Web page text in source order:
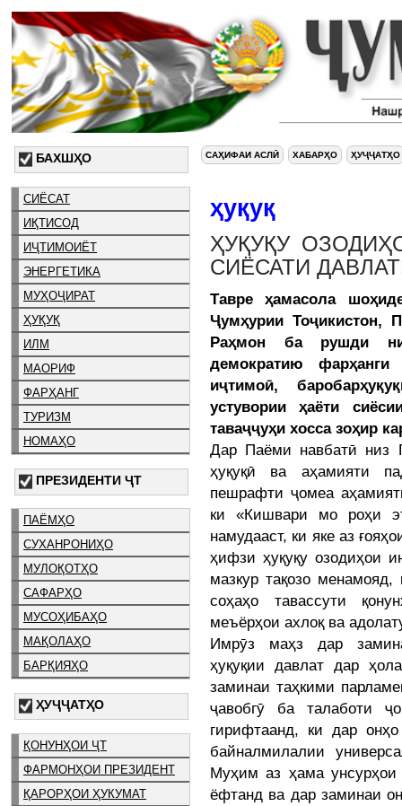
БАХШҲО
СИЁСАТ
ИҚТИСОД
ИҶТИМОИЁТ
ЭНЕРГЕТИКА
МУҲОҶИРАТ
ҲУҚУҚ
ИЛМ
МАОРИФ
ФАРҲАНГ
ТУРИЗМ
НОМАҲО
ПРЕЗИДЕНТИ ҶТ
ПАЁМҲО
СУХАНРОНИҲО
МУЛОҚОТҲО
САФАРҲО
МУСОҲИБАҲО
МАҚОЛАҲО
БАРҚИЯҲО
ҲУҶҶАТҲО
ҚОНУНҲОИ ҶТ
ФАРМОНҲОИ ПРЕЗИДЕНТ
ҚАРОРҲОИ ҲУКУМАТ
САҲИФАИ АСЛӢ ХАБАРҲО ҲУҶҶАТҲО
ҳуқуқ
ҲУҚУҚУ
СИЁСАТИ
Тавре ҳамасола
Ҷумҳурии
Раҳмон ба рушди
демократию
иҷтимоӣ,
устувории ҳаёти
таваҷҷуҳи хосса зоҳир
Дар Паёми навбатӣ низ
ҳуқуқӣ ва аҳамияти
пешрафти ҷомеа
ки «Кишвари мо роҳи
намудааст, ки яке аз
ҳифзи ҳуқуқу озодиҳои
мазкур тақозо
соҳаҳо тавассути
меъёрҳои ахлоқ ва
Имрӯз маҳз дар
ҳуқуқии давлат дар
заминаи таҳкими
ҷавобгӯ ба талаботи
гирифтаанд, ки дар
байналмилалии
Муҳим аз ҳама унсурҳои
ёфтанд ва дар заминаи